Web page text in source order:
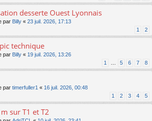
desserte Ouest Lyonnais
par Billy « 23 juil. 2026, 17:13
1 2
technique
par Billy « 19 juil. 2026, 13:26
1 5 6 7 8
par timerfuller1 « 16 juil. 2026, 00:48
1 2 3 4 5
sur T1 et T2